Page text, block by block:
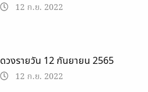
12 ก.ย. 2022
ดวงรายวัน 12 กันยายน 2565
12 ก.ย. 2022